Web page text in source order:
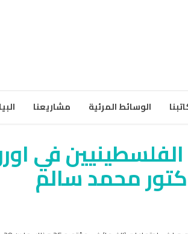
الوسائط المرئية مشاريعنا
في